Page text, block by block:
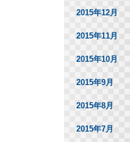
2015年12月
2015年11月
2015年10月
2015年9月
2015年8月
2015年7月